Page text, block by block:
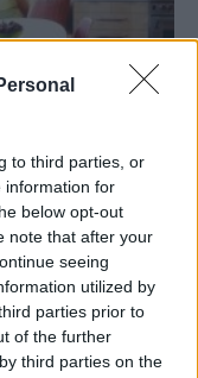
to third parties, or
information for
below opt-out
note that after your
seeing
utilized by
parties prior to
of the further
third parties on the
V tomto byte
a doma pred dvere
V tomto byte
a čisté línie vyzerajú super.